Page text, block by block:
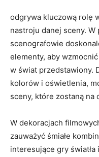
odgrywa kluczową rolę
nastroju danej sceny.
scenografowie
elementy, aby‍
w świat przedstawiony.
kolorów ⁤i oświetlenia,
sceny, które ⁣zostaną na
W dekoracjach
⁤zauważyć śmiałe
interesujące gry światła